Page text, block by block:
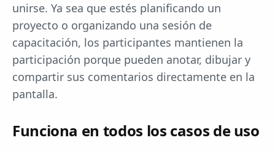
unirse. Ya sea que estés planificando un
proyecto o organizando una sesión de
capacitación, los participantes mantienen la
participación porque pueden anotar, dibujar y
compartir sus comentarios directamente en la
pantalla.
Funciona en todos los casos de uso